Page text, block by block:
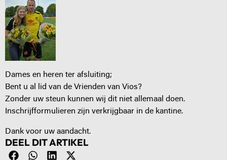
Dames en heren ter afsluiting;
Bent u al lid van de Vrienden van Vios?
Zonder uw steun kunnen wij dit niet allemaal doen.
Inschrijfformulieren zijn verkrijgbaar in de kantine.
Dank voor uw aandacht.
DEEL DIT ARTIKEL